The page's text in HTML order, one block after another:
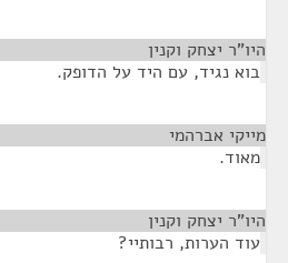
היו"ר יצחק וקנין
בוא נגיד, עם היד על הדופק.
מייקי אברהמי
מאוד.
היו"ר יצחק וקנין
עוד הערות, רבותיי?